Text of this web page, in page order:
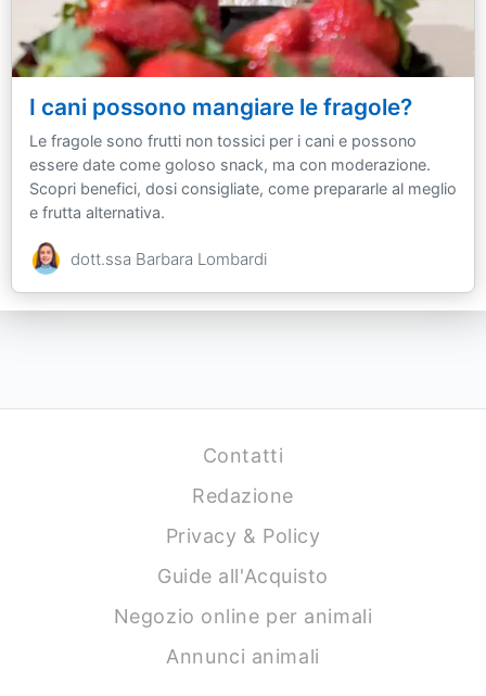
I cani possono mangiare le fragole?
Le fragole sono frutti non tossici per i cani e possono
essere date come goloso snack, ma con moderazione.
Scopri benefici, dosi consigliate, come prepararle al meglio
e frutta alternativa.
dott.ssa Barbara Lombardi
Contatti
Redazione
Privacy & Policy
Guide all'Acquisto
Negozio online per animali
Annunci animali